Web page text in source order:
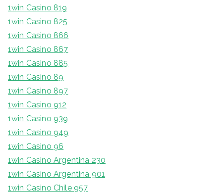
1win Casino 819
1win Casino 825
1win Casino 866
1win Casino 867
1win Casino 885
1win Casino 89
1win Casino 897
1win Casino 912
1win Casino 939
1win Casino 949
1win Casino 96
1win Casino Argentina 230
1win Casino Argentina 901
1win Casino Chile 957